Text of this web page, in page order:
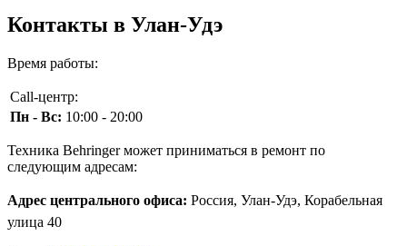
Контакты в Улан-Удэ
Время работы:
Call-центр:
Пн - Вс: 10:00 - 20:00
Техника Behringer может приниматься в ремонт по
следующим адресам:
Адрес центрального офиса: Россия, Улан-Удэ, Корабельная
улица 40